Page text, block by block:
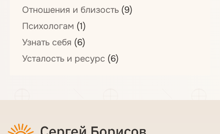
Отношения и близость (9)
Психологам (1)
Узнать себя (6)
Усталость и ресурс (6)